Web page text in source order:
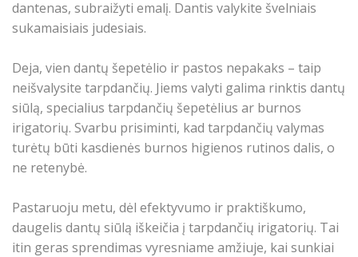
dantenas, subraižyti emalį. Dantis valykite švelniais
sukamaisiais judesiais.
Deja, vien dantų šepetėlio ir pastos nepakaks – taip
neišvalysite tarpdančių. Jiems valyti galima rinktis dantų
siūlą, specialius tarpdančių šepetėlius ar burnos
irigatorių. Svarbu prisiminti, kad tarpdančių valymas
turėtų būti kasdienės burnos higienos rutinos dalis, o
ne retenybė.
Pastaruoju metu, dėl efektyvumo ir praktiškumo,
daugelis dantų siūlą iškeičia į tarpdančių irigatorių. Tai
itin geras sprendimas vyresniame amžiuje, kai sunkiai